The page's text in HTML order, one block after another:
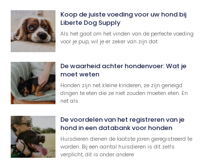
Koop de juiste voeding voor uw hond bij
Liberte Dog Supply
Als het gaat om het vinden van de perfecte voeding
voor je pup, wil je er zeker van zijn dat
De waarheid achter hondenvoer: Wat je
moet weten
Honden zijn net kleine kinderen, ze zijn geneigd
dingen te eten die ze niet zouden moeten eten. En
net als
De voordelen van het registreren van je
hond in een databank voor honden
Huisdieren dienen de laatste jaren geregistreerd te
worden. Bij een aantal huisdieren is dit zelfs
verplicht, dit is onder andere